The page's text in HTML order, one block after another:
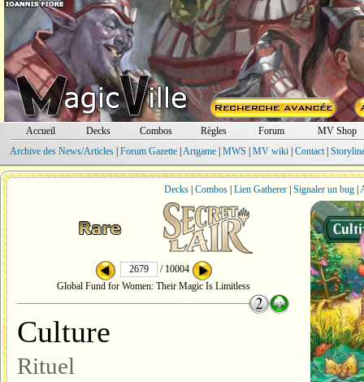
Accueil Decks Combos Règles Forum
MV Shop
Archive des News/Articles| Forum Gazette| Artgame| MWS MV wiki| Contact|
Decks Combos Lien Gatherer Signaler un bug
/ 10004
Global Fund for Women: Their Magic Is Limitless
Culture
Rituel